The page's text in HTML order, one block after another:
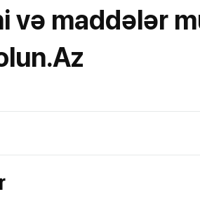
və maddələr